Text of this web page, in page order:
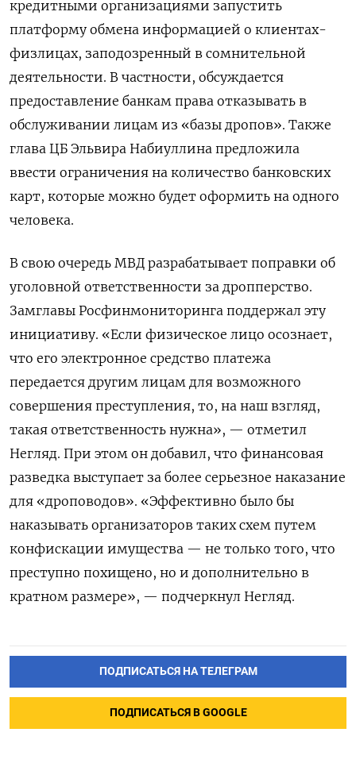
кредитными организациями запустить
платформу обмена информацией о клиентах-
физлицах, заподозренный в сомнительной
деятельности. В частности, обсуждается
предоставление банкам права отказывать в
обслуживании лицам из «базы дропов». Также
глава ЦБ Эльвира Набиуллина предложила
ввести ограничения на количество банковских
карт, которые можно будет оформить на одного
человека.
В свою очередь МВД разрабатывает поправки об
уголовной ответственности за дропперство.
Замглавы Росфинмониторинга поддержал эту
инициативу. «Если физическое лицо осознает,
что его электронное средство платежа
передается другим лицам для возможного
совершения преступления, то, на наш взгляд,
такая ответственность нужна», — отметил
Негляд. При этом он добавил, что финансовая
разведка выступает за более серьезное наказание
для «дроповодов». «Эффективно было бы
наказывать организаторов таких схем путем
конфискации имущества — не только того, что
преступно похищено, но и дополнительно в
кратном размере», — подчеркнул Негляд.
ПОДПИСАТЬСЯ НА ТЕЛЕГРАМ
ПОДПИСАТЬСЯ В GOOGLE